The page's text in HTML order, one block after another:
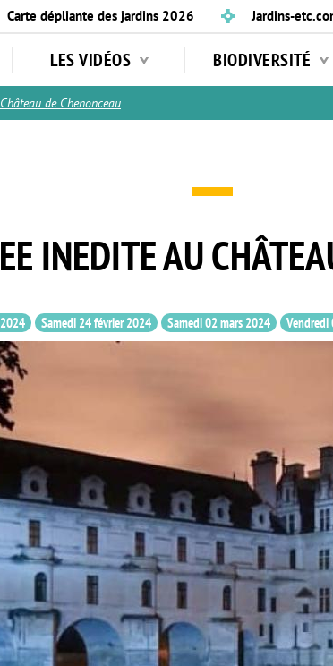
Carte dépliante des jardins 2026 Jardins-
LES VIDÉOS BIODIVERSITÉ
de Chenonceau
INEDITE AU
Samedi 24 février 2024 Samedi 02 mars 2024 Vendredi